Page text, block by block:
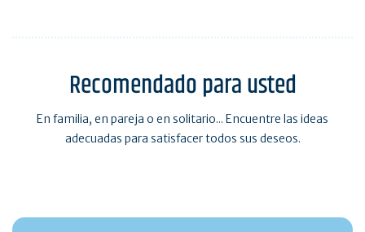
Recomendado para usted
En familia, en pareja o en solitario... Encuentre las ideas
adecuadas para satisfacer todos sus deseos.